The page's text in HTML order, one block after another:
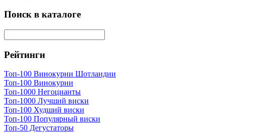
Поиск в каталоге
Рейтинги
Топ-100 Винокурни Шотландии
Топ-100 Винокурни
Топ-1000 Негоцианты
Топ-1000 Лучший виски
Топ-100 Худший виски
Топ-100 Популярный виски
Топ-50 Дегустаторы